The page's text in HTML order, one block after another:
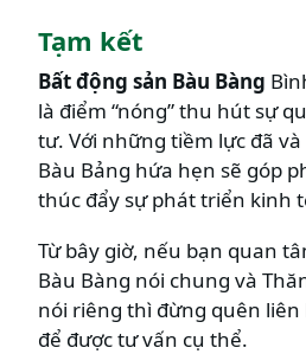
Tạm kết
Bất động sản Bàu Bàng
là điểm “nóng” thu hút sự
tư. Với những tiềm lực đã
Bàu Bảng hứa hẹn sẽ góp
thúc đẩy sự phát triển kinh
Từ bây giờ, nếu bạn quan
Bàu Bàng nói chung và
nói riêng thì đừng quên liên
để được tư vấn cụ thể.